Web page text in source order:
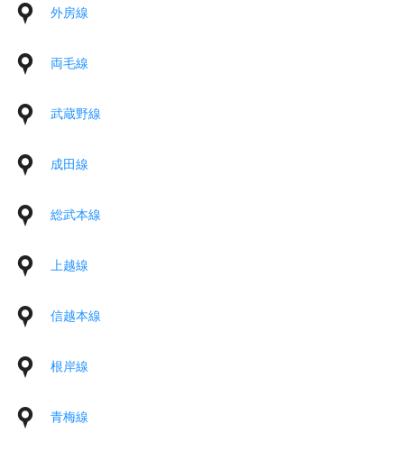
外房線
両毛線
武蔵野線
成田線
総武本線
上越線
信越本線
根岸線
青梅線